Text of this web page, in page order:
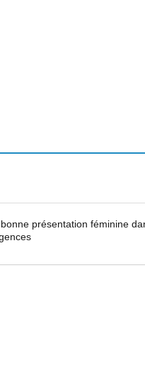
présentation féminine